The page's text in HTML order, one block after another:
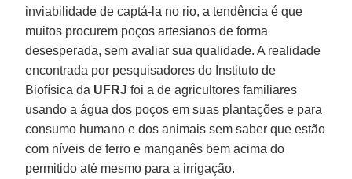
inviabilidade de captá-la no rio, a tendência é que
muitos procurem poços artesianos de forma
desesperada, sem avaliar sua qualidade. A realidade
encontrada por pesquisadores do Instituto de
Biofísica da UFRJ foi a de agricultores familiares
usando a água dos poços em suas plantações e para
consumo humano e dos animais sem saber que estão
com níveis de ferro e manganês bem acima do
permitido até mesmo para a irrigação.